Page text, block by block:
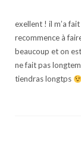
exellent ! il m’a
recommence à
beaucoup et on
ne fait pas
tiendras longtps